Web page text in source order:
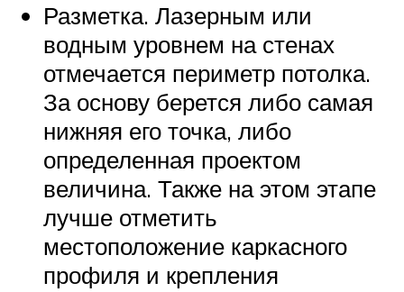
Разметка. Лазерным или
водным уровнем на стенах
отмечается периметр потолка.
За основу берется либо самая
нижняя его точка, либо
определенная проектом
величина. Также на этом этапе
лучше отметить
местоположение каркасного
профиля и крепления